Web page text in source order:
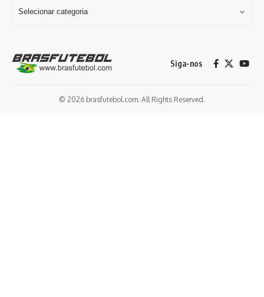
Siga-nos
© 2026 brasfutebol.com. All Rights Reserved.